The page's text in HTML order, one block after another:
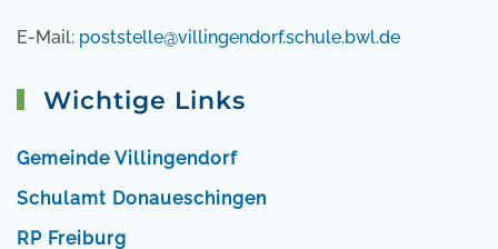
E-Mail: poststelle@villingendorf.schule.bwl.de
Wichtige Links
Gemeinde Villingendorf
Schulamt Donaueschingen
RP Freiburg